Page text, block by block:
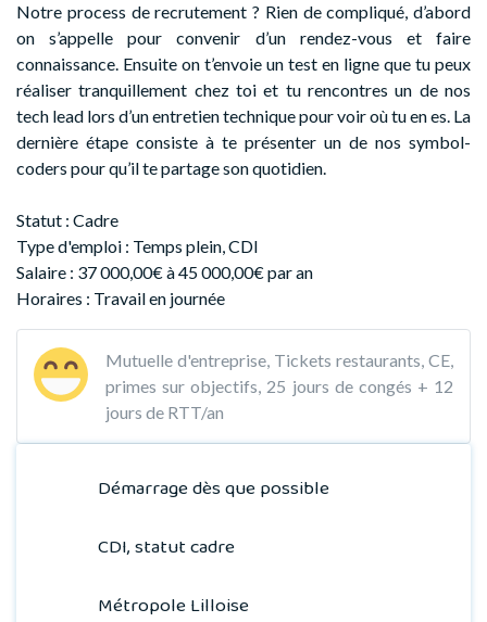
Notre process de recrutement ? Rien de compliqué, d’abord
on s’appelle pour convenir d’un rendez-vous et faire
connaissance. Ensuite on t’envoie un test en ligne que tu peux
réaliser tranquillement chez toi et tu rencontres un de nos
tech lead lors d’un entretien technique pour voir où tu en es. La
dernière étape consiste à te présenter un de nos symbol-
coders pour qu’il te partage son quotidien.
Statut : Cadre
Type d'emploi : Temps plein, CDI
Salaire : 37 000,00€ à 45 000,00€ par an
Horaires : Travail en journée
Mutuelle d'entreprise, Tickets restaurants, CE,
primes sur objectifs, 25 jours de congés + 12
jours de RTT/an
Démarrage dès que possible
CDI, statut cadre
Métropole Lilloise